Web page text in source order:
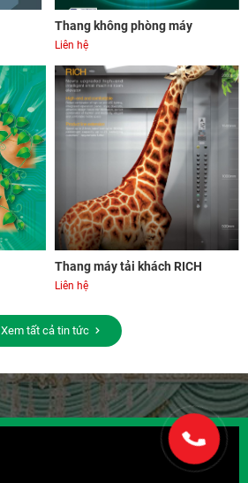
Thang không phòng máy
Liên hệ
Thang máy tải khách RICH
Liên hệ
Xem tất cả tin tức